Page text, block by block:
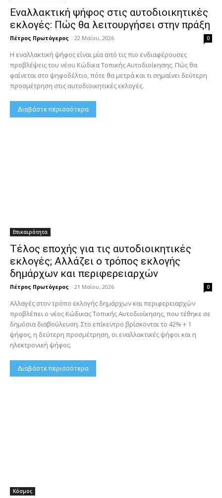
Εναλλακτική ψήφος στις αυτοδιοικητικές
εκλογές: Πώς θα λειτουργήσει στην πράξη
Πέτρος Πρωτόγερος - 22 Μαΐου, 2026 0
Η εναλλακτική ψήφος είναι μία από τις πιο ενδιαφέρουσες
προβλέψεις του νέου Κώδικα Τοπικής Αυτοδιοίκησης. Πώς θα
φαίνεται στο ψηφοδέλτιο, πότε θα μετρά και τι σημαίνει δεύτερη
προσμέτρηση στις αυτοδιοικητικές εκλογές.
Διαβάστε περισσότερα
Επικαιρότητα
Τέλος εποχής για τις αυτοδιοικητικές
εκλογές; Αλλάζει ο τρόπος εκλογής
δημάρχων και περιφερειαρχών
Πέτρος Πρωτόγερος - 21 Μαΐου, 2026 0
Αλλαγές στον τρόπο εκλογής δημάρχων και περιφερειαρχών
προβλέπει ο νέος Κώδικας Τοπικής Αυτοδιοίκησης, που τέθηκε σε
δημόσια διαβούλευση. Στο επίκεντρο βρίσκονται το 42% + 1
ψήφος, η δεύτερη προσμέτρηση, οι εναλλακτικές ψήφοι και η
ηλεκτρονική ψήφος.
Διαβάστε περισσότερα
Κόσμος